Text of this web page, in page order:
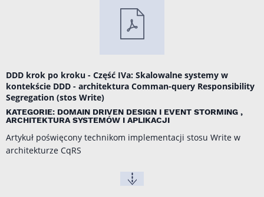
DDD krok po kroku - Część IVa: Skalowalne systemy w
kontekście DDD - architektura Comman-query Responsibility
Segregation (stos Write)
KATEGORIE: DOMAIN DRIVEN DESIGN I EVENT STORMING ,
ARCHITEKTURA SYSTEMÓW I APLIKACJI
Artykuł poświęcony technikom implementacji stosu Write w
architekturze CqRS